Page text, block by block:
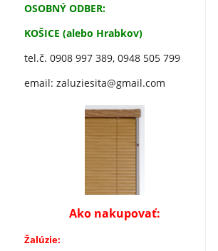
OSOBNÝ ODBER:
KOŠICE (alebo Hrabkov)
tel.č. 0908 997 389, 0948 505 799
email: zaluziesita@gmail.com
Ako nakupovať:
Žalúzie: